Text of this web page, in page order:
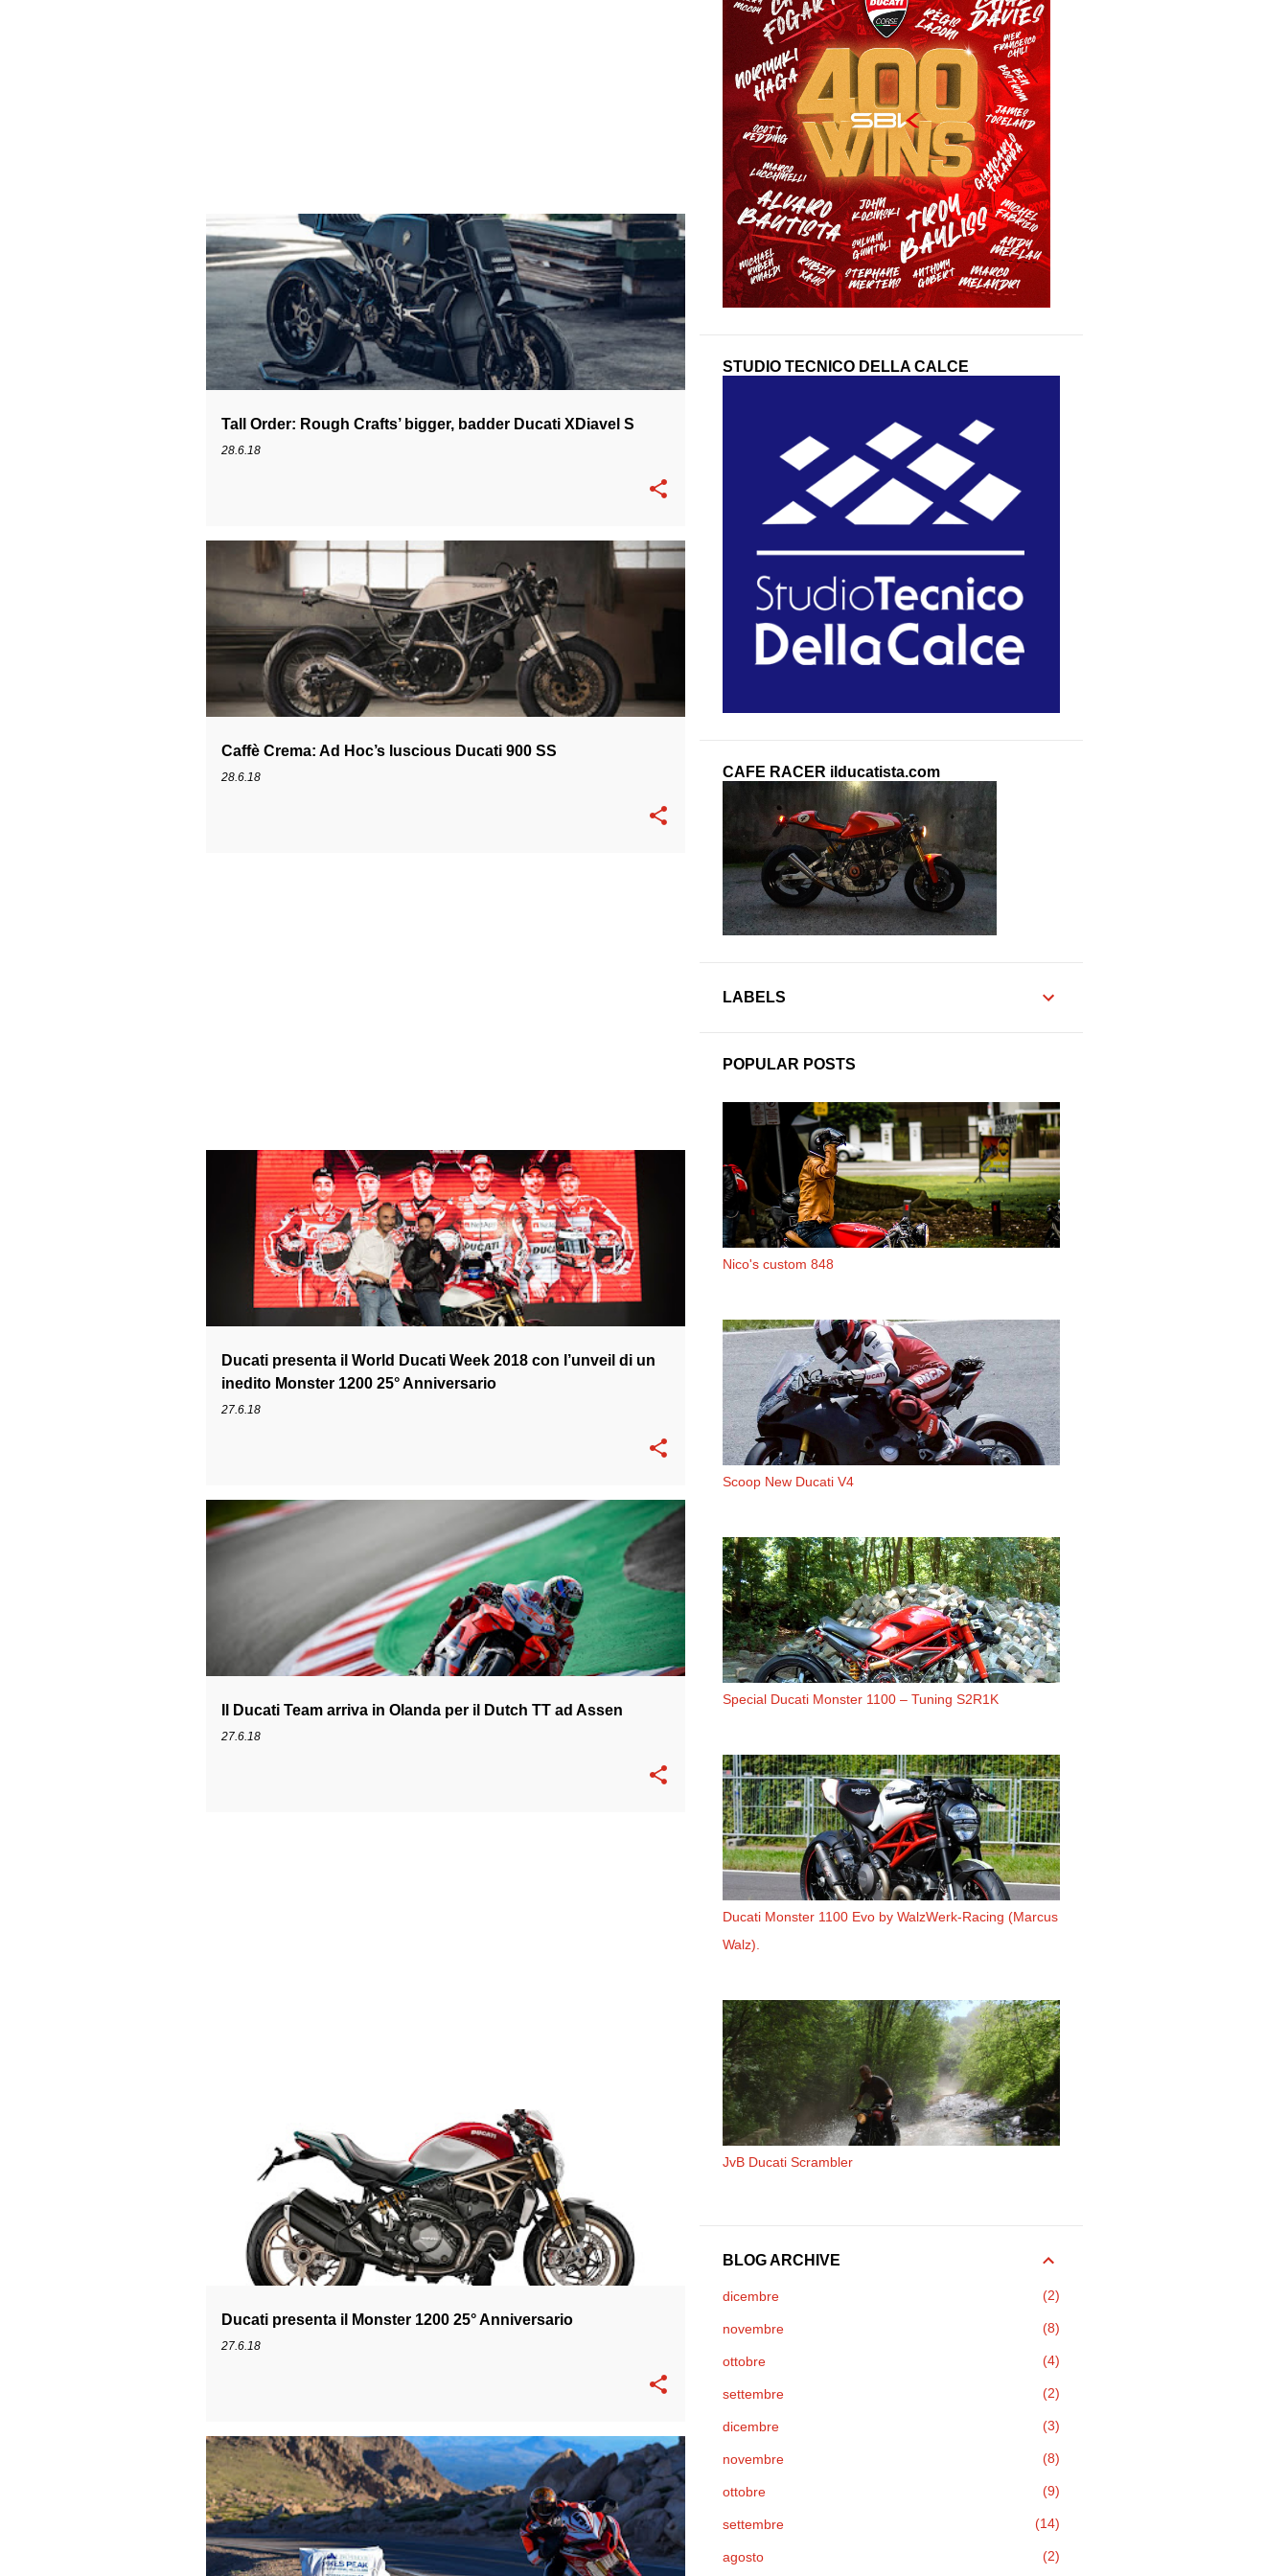
Tall Order: Rough Crafts’ bigger, badder Ducati XDiavel S
28.6.18
DUCATI CAFE RACER SPECIAL XDIAVEL
Caffè Crema: Ad Hoc’s luscious Ducati 900 SS
28.6.18
DUCATI CAFE RACER DUCATI SS DUCATI SS 900 SPECIAL
Ducati presenta il World Ducati Week 2018 con l’unveil di un
inedito Monster 1200 25° Anniversario
27.6.18
DUCATI WDW 2018
Il Ducati Team arriva in Olanda per il Dutch TT ad Assen
27.6.18
ANDREA DOVIZIOSO JORGE LORENZO +
Ducati presenta il Monster 1200 25° Anniversario
27.6.18
DUCATI MONSTER MONSTER 1200
MULTISTRADA MULTISTRADA 1260
STUDIO TECNICO DELLA CALCE
CAFE RACER ilducatista.com
LABELS
POPULAR POSTS
Nico's custom 848
Scoop New Ducati V4
Special Ducati Monster 1100 – Tuning S2R1K
Ducati Monster 1100 Evo by WalzWerk-Racing (Marcus
Walz).
JvB Ducati Scrambler
BLOG ARCHIVE
dicembre 2
novembre 8
ottobre 4
settembre 2
dicembre 3
novembre 8
ottobre 9
settembre 14
agosto 2